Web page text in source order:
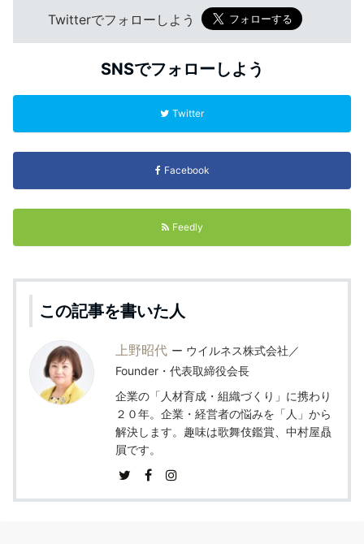
Twitterでフォローしよう
SNSでフォローしよう
Twitter
Facebook
Feedly
この記事を書いた人
上野昭代
ウイルネス株式会社／
Founder・代表取締役会長
企業の「人材育成・組織づくり」に携わり
２０年。企業・経営者の悩みを「人」から
解決します。趣味は歌舞伎鑑賞、中村屋贔
屓です。